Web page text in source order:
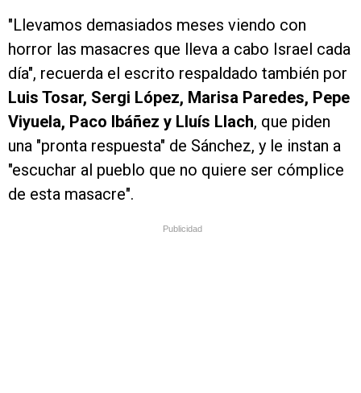
"Llevamos demasiados meses viendo con
horror las masacres que lleva a cabo Israel cada
día", recuerda el escrito respaldado también por
Luis Tosar, Sergi López, Marisa Paredes, Pepe
Viyuela, Paco Ibáñez y Lluís Llach, que piden
una "pronta respuesta" de Sánchez, y le instan a
"escuchar al pueblo que no quiere ser cómplice
de esta masacre".
Publicidad